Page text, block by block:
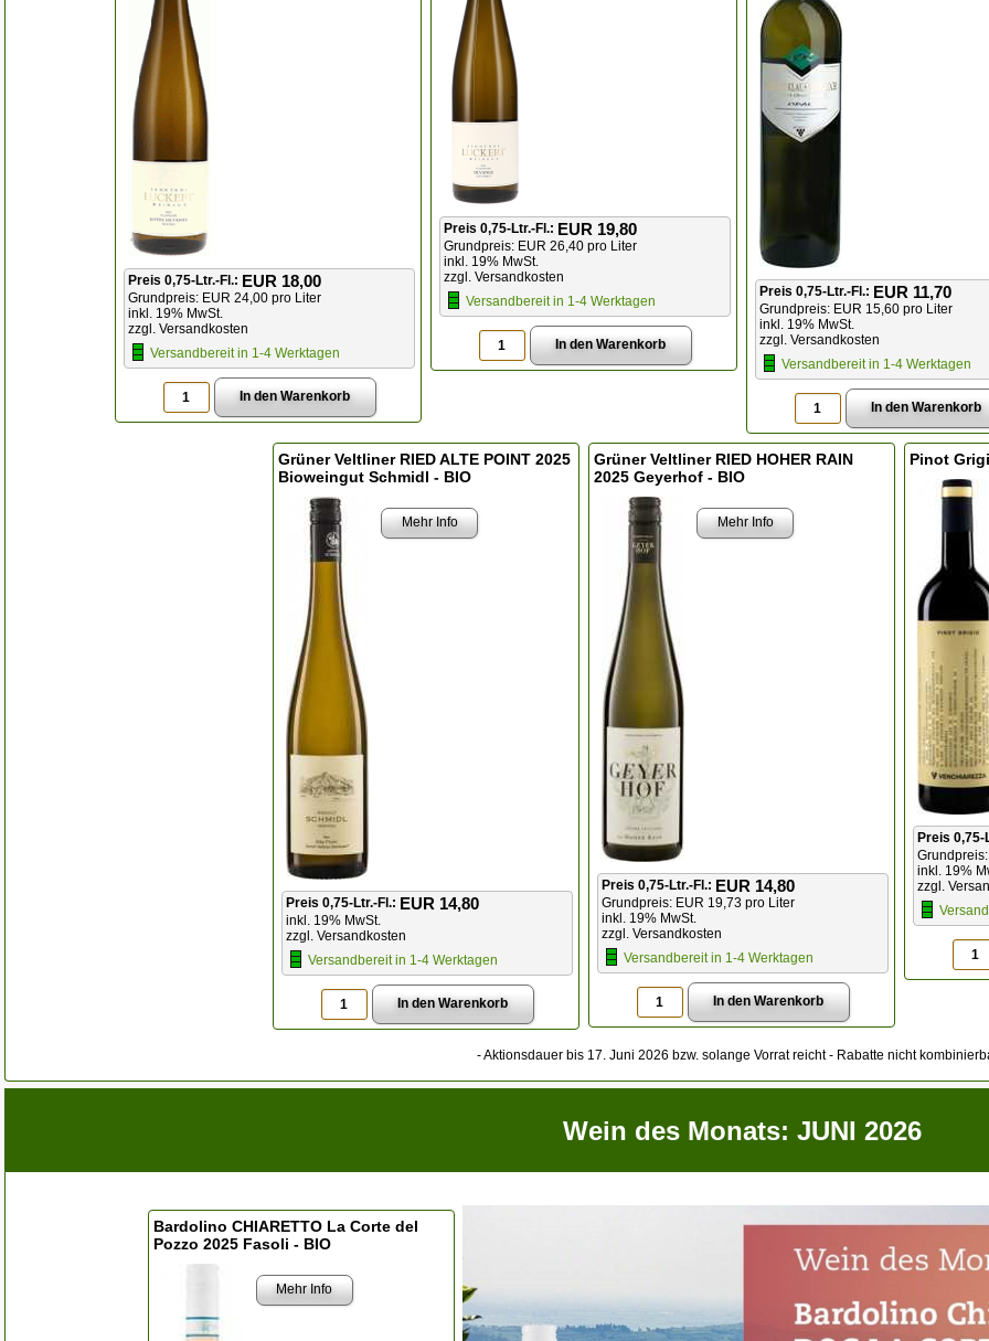
Preis 0,75-Ltr.-Fl.: EUR 18,00
Grundpreis: EUR 24,00 pro Liter
inkl. 19% MwSt.
zzgl. Versandkosten
Versandbereit in 1-4 Werktagen
Preis 0,75-Ltr.-Fl.: EUR 19,80
Grundpreis: EUR 26,40 pro Liter
inkl. 19% MwSt.
zzgl. Versandkosten
Versandbereit in 1-4 Werktagen
Preis 0,75-Ltr.-Fl.: EUR 11,70
Grundpreis: EUR 15,60 pro Liter
inkl. 19% MwSt.
zzgl. Versandkosten
Versandbereit in 1-4 Werktagen
Grüner Veltliner RIED ALTE POINT 2025
Bioweingut Schmidl - BIO
Mehr Info
Preis 0,75-Ltr.-Fl.: EUR 14,80
inkl. 19% MwSt.
zzgl. Versandkosten
Versandbereit in 1-4 Werktagen
Grüner Veltliner RIED HOHER RAIN
2025 Geyerhof - BIO
Mehr Info
Preis 0,75-Ltr.-Fl.: EUR 14,80
Grundpreis: EUR 19,73 pro Liter
inkl. 19% MwSt.
zzgl. Versandkosten
Versandbereit in 1-4 Werktagen
Pinot
Preis 0,75-
inkl. 19%
zzgl.
- Aktionsdauer bis 17. Juni 2026 bzw. solange Vorrat reicht - Rabatte nicht
Wein des Monats: JUNI 2026
Bardolino CHIARETTO La Corte del
Pozzo 2025 Fasoli - BIO
Mehr Info